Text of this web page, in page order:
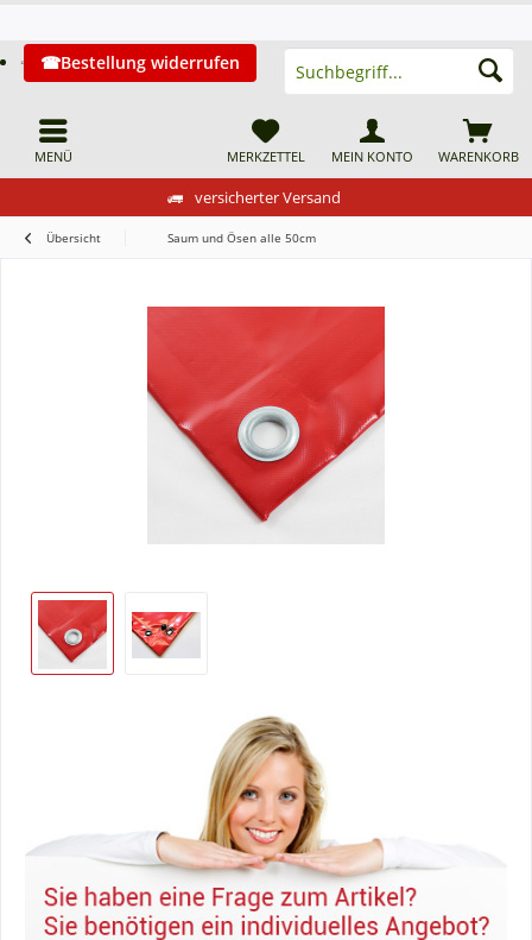
versicherter Versand
MENÜ
Bestellung widerrufen
WARENKORB
MERKZETTEL MEIN KONTO
Übersicht Saum und Ösen alle 50cm